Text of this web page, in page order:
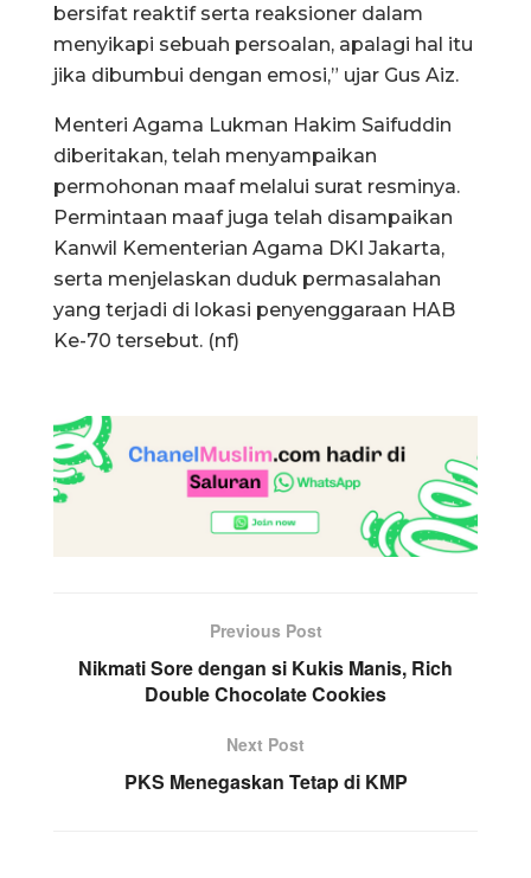
bersifat reaktif serta reaksioner dalam
menyikapi sebuah persoalan, apalagi hal itu
jika dibumbui dengan emosi,” ujar Gus Aiz.
Menteri Agama Lukman Hakim Saifuddin
diberitakan, telah menyampaikan
permohonan maaf melalui surat resminya.
Permintaan maaf juga telah disampaikan
Kanwil Kementerian Agama DKI Jakarta,
serta menjelaskan duduk permasalahan
yang terjadi di lokasi penyenggaraan HAB
Ke-70 tersebut. (nf)
Previous Post
Nikmati Sore dengan si Kukis Manis, Rich
Double Chocolate Cookies
Next Post
PKS Menegaskan Tetap di KMP